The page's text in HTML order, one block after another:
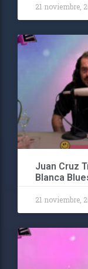
21 noviembre,
Juan Cruz
Blanca
21 noviembre,